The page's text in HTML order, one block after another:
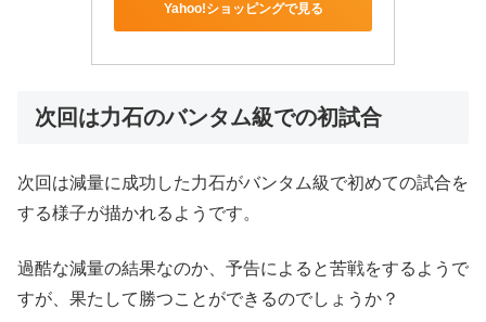
Yahoo!ショッピングで見る
次回は力石のバンタム級での初試合
次回は減量に成功した力石がバンタム級で初めての試合を
する様子が描かれるようです。
過酷な減量の結果なのか、予告によると苦戦をするようで
すが、果たして勝つことができるのでしょうか？